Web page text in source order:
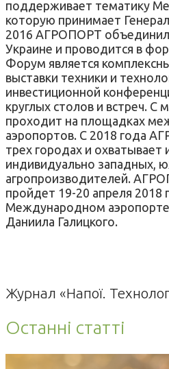
поддерживает тематику
которую принимает
2016 АГРОПОРТ
Украине и проводится в
Форум является
выставки техники и
инвестиционной
круглых столов и встреч. С
проходит на площадках
аэропортов. С 2018 года
трех городах и охватывает
индивидуально западных,
агропроизводителей.
пройдет 19-20 апреля 2018
Международном
Даниила Галицкого.
Журнал «Напої.
Останні статті